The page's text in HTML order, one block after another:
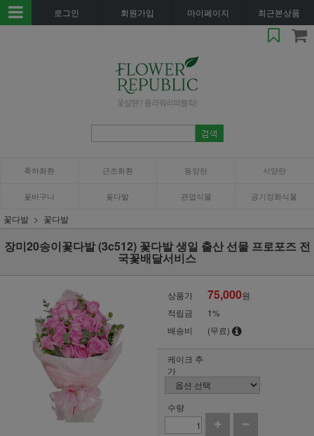
로그인 회원가입 마이페이지 최근본상품
축하화환 근조화환 동양란 서양란
꽃바구니 꽃다발 관엽식물 공기정화식물
꽃다발 꽃다발
장미20송이꽃다발 (3c512) 꽃다발 생일 출산 선물 프로포즈 전
국꽃배달서비스
상품가 75,000원
적립금
1%
배송비
(무료)
케이크 추
가
수량